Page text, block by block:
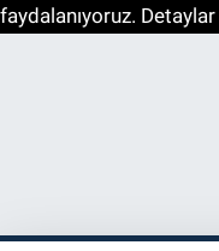
faydalanıyoruz.